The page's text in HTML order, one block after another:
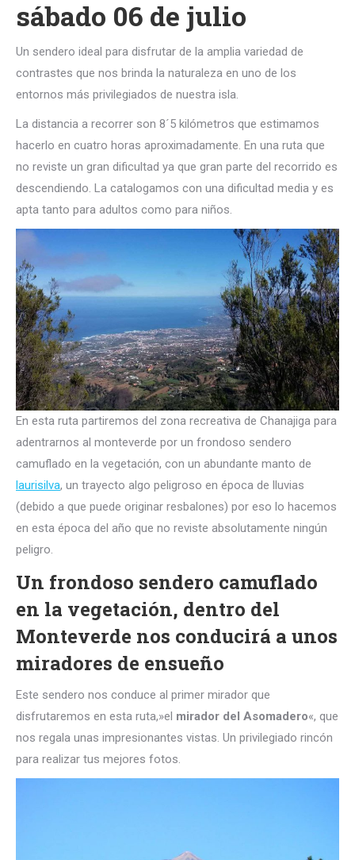
sábado 06 de julio
Un sendero ideal para disfrutar de la amplia variedad de
contrastes que nos brinda la naturaleza en uno de los
entornos más privilegiados de nuestra isla.
La distancia a recorrer son 8´5 kilómetros que estimamos
hacerlo en cuatro horas aproximadamente. En una ruta que
no reviste un gran dificultad ya que gran parte del recorrido es
descendiendo. La catalogamos con una dificultad media y es
apta tanto para adultos como para niños.
En esta ruta partiremos del zona recreativa de Chanajiga para
adentrarnos al monteverde por un frondoso sendero
camuflado en la vegetación, con un abundante manto de
laurisilva, un trayecto algo peligroso en época de lluvias
(debido a que puede originar resbalones) por eso lo hacemos
en esta época del año que no reviste absolutamente ningún
peligro.
Un frondoso sendero camuflado
en la vegetación, dentro del
Monteverde nos conducirá a unos
miradores de ensueño
Este sendero nos conduce al primer mirador que
disfrutaremos en esta ruta,»el mirador del Asomadero«, que
nos regala unas impresionantes vistas. Un privilegiado rincón
para realizar tus mejores fotos.